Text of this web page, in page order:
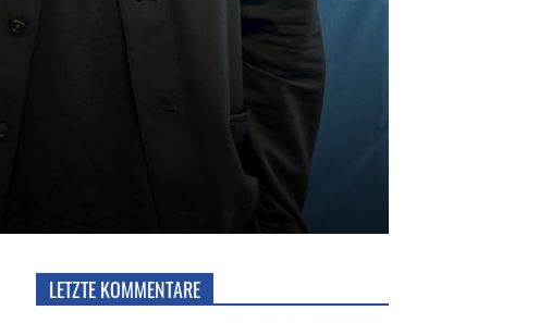
LETZTE KOMMENTARE